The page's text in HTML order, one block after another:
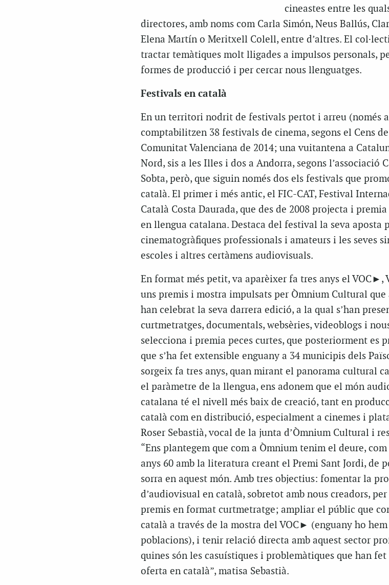
cineastes entre les
directores, amb noms com Carla Simón, Neus Ballús,
Elena Martín o Meritxell Colell, entre d’altres. El
tractar temàtiques molt lligades a impulsos personals,
formes de producció i per cercar nous llenguatges.
Festivals en català
En un territori nodrit de festivals pertot i arreu (només
comptabilitzen 38 festivals de cinema, segons el Cens
Comunitat Valenciana de 2014; una vuitantena a
Nord, sis a les Illes i dos a Andorra, segons l’associació
Sobta, però, que siguin només dos els festivals que
català. El primer i més antic, el FIC-CAT, Festival
Català Costa Daurada, que des de 2008 projecta i
en llengua catalana. Destaca del festival la seva aposta
cinematogràfiques professionals i amateurs i les seves
escoles i altres certàmens audiovisuals.
En format més petit, va aparèixer fa tres anys el VOC►,
uns premis i mostra impulsats per Òmnium Cultural que
han celebrat la seva darrera edició, a la qual s’han
curtmetratges, documentals, websèries, videoblogs i
selecciona i premia peces curtes, que posteriorment es
que s’ha fet extensible enguany a 34 municipis dels
sorgeix fa tres anys, quan mirant el panorama cultural
el paràmetre de la llengua, ens adonem que el món
catalana té el nivell més baix de creació, tant en
català com en distribució, especialment a cinemes i
Roser Sebastià, vocal de la junta d’Òmnium Cultural i
“Ens plantegem que com a Òmnium tenim el deure,
anys 60 amb la literatura creant el Premi Sant Jordi, de
sorra en aquest món. Amb tres objectius: fomentar la
d’audiovisual en català, sobretot amb nous creadors,
premis en format curtmetratge; ampliar el públic que
català a través de la mostra del VOC► (enguany ho
poblacions), i tenir relació directa amb aquest sector
quines són les casuístiques i problemàtiques que han
oferta en català”, matisa Sebastià.